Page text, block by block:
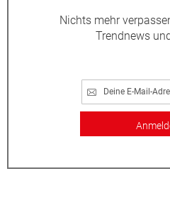
Nichts mehr
Trendnews